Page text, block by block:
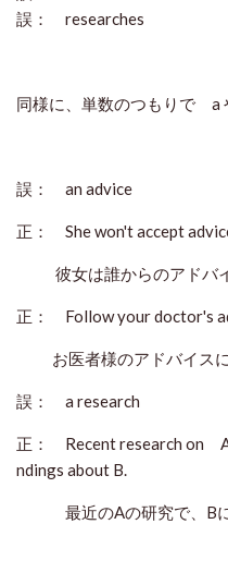
誤： researches
同様に、単数のつもりで a
誤： an advice
正： She won't accept
彼女は誰からのアドバイ
正： Follow your doctor's
お医者様のアドバイスに
誤： a research
正： Recent research on A
ndings about B.
最近のAの研究で、Bに